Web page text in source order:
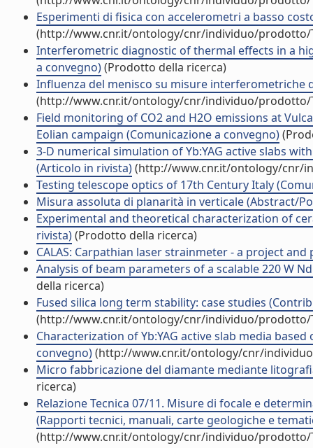
Esperimenti di fisica con accelerometri a basso
(http://www.cnr.it/ontology/cnr/individuo/prodotto/
Interferometric diagnostic of thermal effects in a
a convegno)(Prodotto della ricerca)
Influenza del menisco su misure interferometriche
(http://www.cnr.it/ontology/cnr/individuo/prodotto/
Field monitoring of CO2 and H2O emissions at
Eolian campaign (Comunicazione a convegno)
3-D numerical simulation of Yb:YAG active slabs
(Articolo in rivista)(http://www.cnr.it/ontology/cnr/
Testing telescope optics of 17th Century Italy
Misura assoluta di planarità in verticale (Abstract/
Experimental and theoretical characterization of
rivista)(Prodotto della ricerca)
CALAS: Carpathian laser strainmeter - a project
Analysis of beam parameters of a scalable 220 W
della ricerca)
Fused silica long term stability: case studies
(http://www.cnr.it/ontology/cnr/individuo/prodotto/
Characterization of Yb:YAG active slab media
convegno)(http://www.cnr.it/ontology/cnr/
Micro fabbricazione del diamante mediante
ricerca)
Relazione Tecnica 07/11. Misure di focale e
(Rapporti tecnici, manuali, carte geologiche e
(http://www.cnr.it/ontology/cnr/individuo/prodotto/